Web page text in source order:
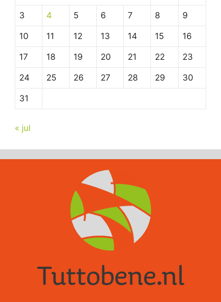
3 4 5 6 7 8 9
10 11 12 13 14 15 16
17 18 19 20 21 22 23
24 25 26 27 28 29 30
31
« jul